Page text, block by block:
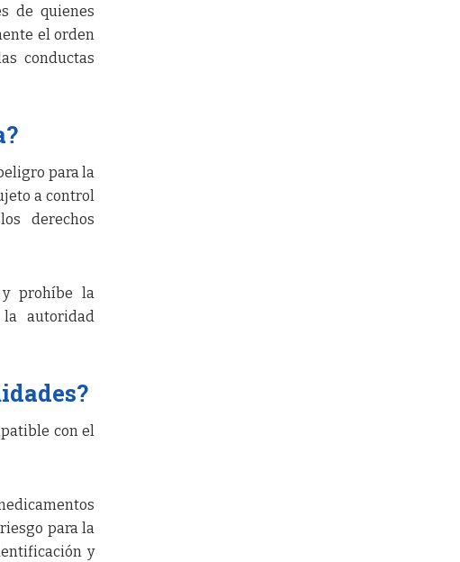
de quienes
el orden
conductas
para la
a control
derechos
y prohíbe la
autoridad
con el
para la
y